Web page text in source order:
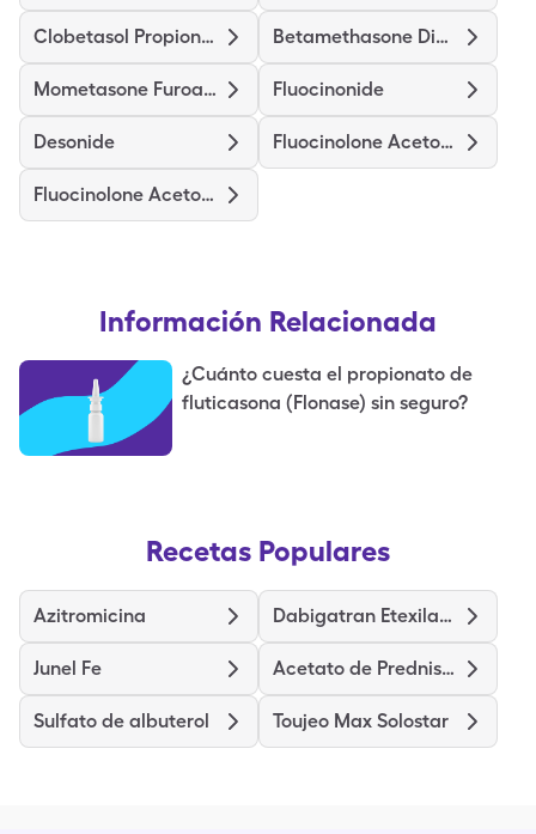
Clobetasol Propionate Betamethasone Dipropionate
Mometasone Furoate Fluocinonide
Desonide Fluocinolone Acetonide Body
Fluocinolone Acetonide Scalp
Información Relacionada
¿Cuánto cuesta el propionato de
fluticasona (Flonase) sin seguro?
Recetas Populares
Azitromicina Dabigatran Etexilate Mesylate
Junel Fe Acetato de Prednisolona
Sulfato de albuterol Toujeo Max Solostar